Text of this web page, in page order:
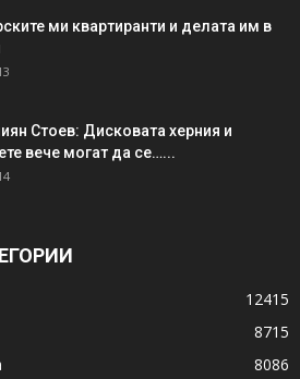
ми квартиранти и делата им в
Стоев: Дисковата херния и
вече могат да се…...
12415
8715
8086